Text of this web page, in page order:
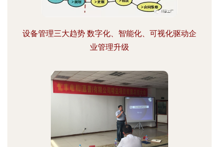
设备管理三大趋势 数字化、智能化、可视化驱动企
业管理升级